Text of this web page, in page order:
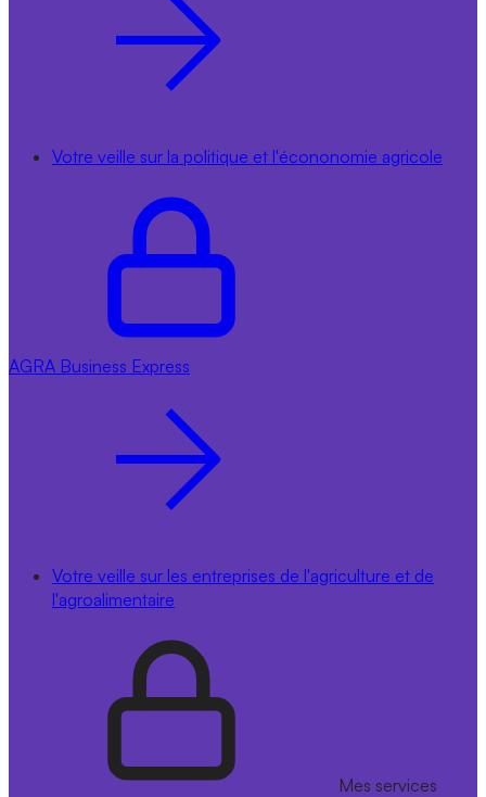
Votre veille sur la politique et l'écononomie agricole
AGRA Business Express
Votre veille sur les entreprises de l'agriculture et de
l'agroalimentaire
Mes services